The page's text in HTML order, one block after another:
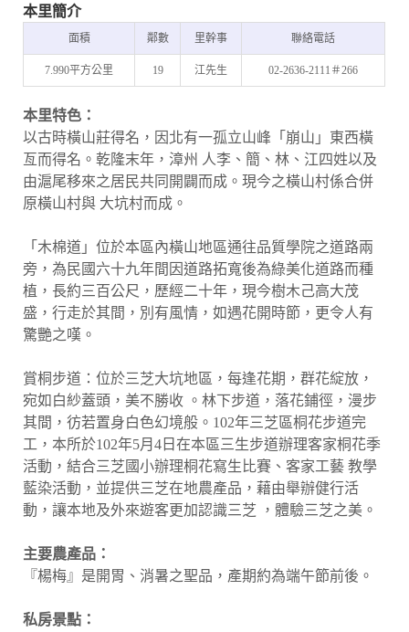
本里簡介
面積 鄰數 里幹事 聯絡電話
7.990平方公里 19 江先生 02-2636-2111＃266
本里特色：
以古時橫山莊得名，因北有一孤立山峰「崩山」東西橫
亙而得名。乾隆末年，漳州 人李、簡、林、江四姓以及
由滬尾移來之居民共同開闢而成。現今之橫山村係合併
原橫山村與 大坑村而成。
「木棉道」位於本區內橫山地區通往品質學院之道路兩
旁，為民國六十九年間因道路拓寬後為綠美化道路而種
植，長約三百公尺，歷經二十年，現今樹木己高大茂
盛，行走於其間，別有風情，如遇花開時節，更令人有
驚艷之嘆。
賞桐步道：位於三芝大坑地區，每逢花期，群花綻放，
宛如白紗蓋頭，美不勝收 。林下步道，落花鋪徑，漫步
其間，彷若置身白色幻境般。102年三芝區桐花步道完
工，本所於102年5月4日在本區三生步道辦理客家桐花季
活動，結合三芝國小辦理桐花寫生比賽、客家工藝 教學
藍染活動，並提供三芝在地農產品，藉由舉辦健行活
動，讓本地及外來遊客更加認識三芝 ，體驗三芝之美。
主要農產品：
『楊梅』是開胃、消暑之聖品，產期約為端午節前後。
私房景點：